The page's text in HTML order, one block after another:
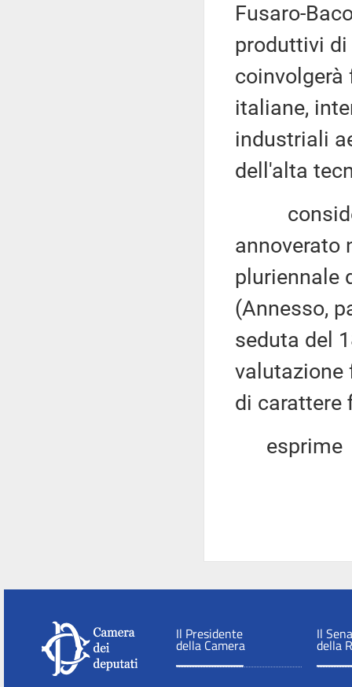
Fusaro-
produttivi
italiane,
industriali
dell'alta
annoverato
pluriennale
(Annesso,
seduta del
valutazione
di carattere
esprime
Il Presidente
della Camera
Il
della